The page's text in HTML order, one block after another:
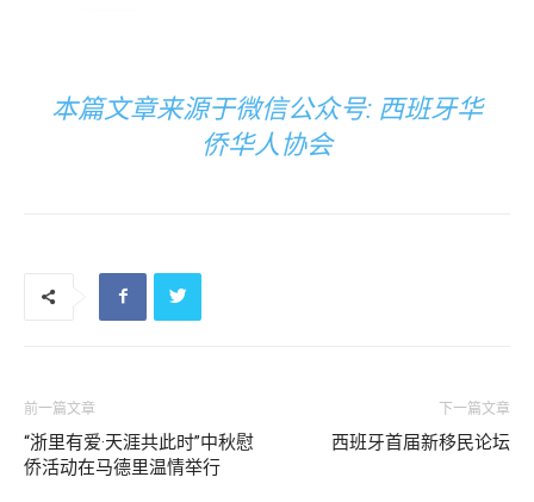
本篇文章来源于微信公众号: 西班牙华
侨华人协会
前一篇文章
“浙里有爱·天涯共此时”中秋慰
侨活动在马德里温情举行
下一篇文章
西班牙首届新移民论坛